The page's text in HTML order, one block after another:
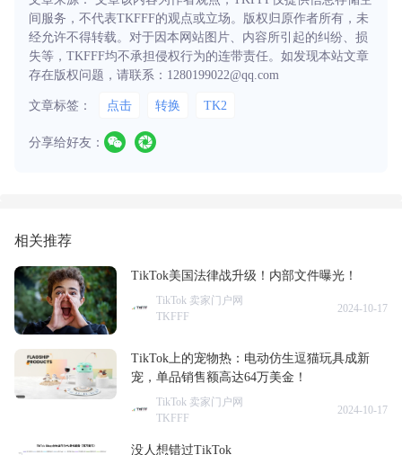
间服务，不代表TKFFF的观点或立场。版权归原作者所有，未
经允许不得转载。对于因本网站图片、内容所引起的纠纷、损
失等，TKFFF均不承担侵权行为的连带责任。如发现本站文章
存在版权问题，请联系：1280199022@qq.com
文章标签： 点击 转换 TK2
分享给好友：
相关推荐
TikTok美国法律战升级！内部文件曝光！
TikTok 卖家门户网
TKFFF
2024-10-17
TikTok上的宠物热：电动仿生逗猫玩具成新
宠，单品销售额高达64万美金！
TikTok 卖家门户网
TKFFF
2024-10-17
没人想错过TikTok